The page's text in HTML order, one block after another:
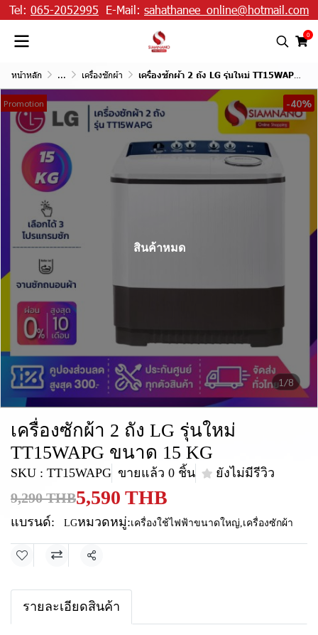
Tel: 065-2052995 E-Mail: sahathanee_online@hotmail.com
0
หน้าหลัก ... เครื่องซักผ้า เครื่องซักผ้า 2 ถัง LG รุ่นใหม่ TT15WAPG ขนาด 15 KG
1/8
Promotion -40%
สินค้าหมด
เครื่องซักผ้า 2 ถัง LG รุ่นใหม่
TT15WAPG ขนาด 15 KG
SKU : TT15WAPG ขายแล้ว 0 ชิ้น ยังไม่มีรีวิว
9,290 THB5,590 THB
แบรนด์: LGหมวดหมู่:เครื่องใช้ไฟฟ้าขนาดใหญ่,เครื่องซักผ้า
แชร์
รายละเอียดสินค้า